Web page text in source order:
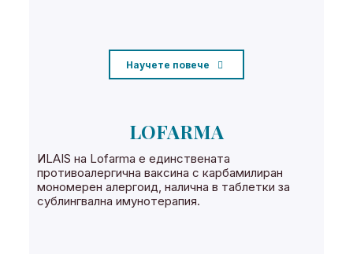
Научете повече
LOFARMA
ИLAIS на Lofarma е единствената
противоалергична ваксина с карбамилиран
мономерен алергоид, налична в таблетки за
сублингвална имунотерапия.